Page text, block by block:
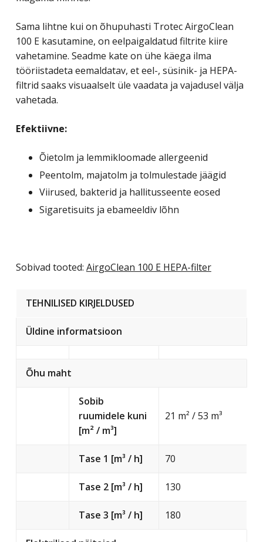
Sama lihtne kui on õhupuhasti Trotec AirgoClean
100 E kasutamine, on eelpaigaldatud filtrite kiire
vahetamine. Seadme kate on ühe käega ilma
tööriistadeta eemaldatav, et eel-, süsinik- ja HEPA-
filtrid saaks visuaalselt üle vaadata ja vajadusel välja
vahetada.
Efektiivne:
Õietolm ja lemmikloomade allergeenid
Peentolm, majatolm ja tolmulestade jäägid
Viirused, bakterid ja hallitusseente eosed
Sigaretisuits ja ebameeldiv lõhn
Sobivad tooted: AirgoClean 100 E HEPA-filter
TEHNILISED KIRJELDUSED
Üldine informatsioon
Õhu maht
Sobib
ruumidele kuni
[m² / m³]
21 m² / 53 m³
Tase 1 [m³ / h] 70
Tase 2 [m³ / h] 130
Tase 3 [m³ / h] 180